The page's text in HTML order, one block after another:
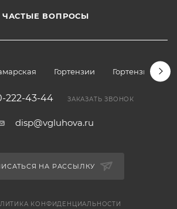
ЧАСТЫЕ ВОПРОСЫ
Гортензии Гортензии
222-43-44 ЗАКАЗАТЬ ЗВОНОК
disp@vgluhova.ru
НА РАССЫЛКУ
КОНФИДЕНЦИАЛЬНОСТИ